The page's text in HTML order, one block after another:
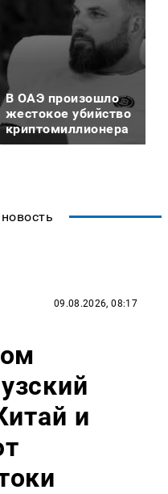
В ОАЭ произошло
жестокое убийство
криптомиллионера
09.08.2026, 08:17
и